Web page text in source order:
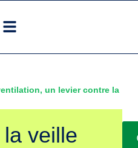
un levier contre la
veille